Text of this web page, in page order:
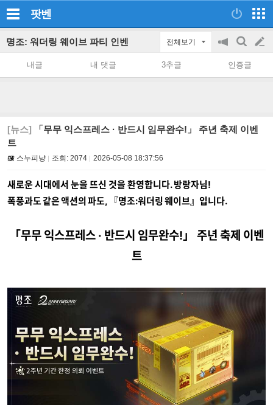
팟벤
명조: 워더링 웨이브 파티 인벤 전체보기
공
on/off
검
색
글
쓰
내글 내 댓글 3추글 인증글
[뉴스] 「무무 익스프레스 · 반드시 임무완수!」 주년 축제 이벤
트
스누피냥 조회: 2074 2026-05-08 18:37:56
새로운 시대에서 눈을 뜨신 것을 환영합니다. 방랑자님!
폭풍과도 같은 액션의 파도, 『명조:워더링 웨이브』입니다.
「무무 익스프레스 · 반드시 임무완수!」 주년 축제 이벤
트